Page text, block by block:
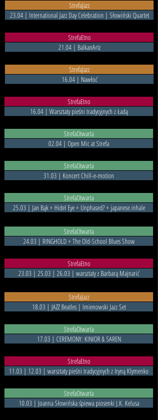
StrefaJazz
23.04 | International Jazz Day Celebration | Słowiński Quartet
StrefaEtno
21.04 | BalkanArtz
StrefaJazz
16.04 | Nawłoć
StrefaEtno
16.04 | Warsztaty pieśni tradycyjnych z Ładą
StrefaOtwarta
02.04 | Open Mic at Strefa
StrefaOtwarta
31.03 | Koncert Chill-e-motion
StrefaOtwarta
25.03 | Jan Bąk + Hidel Eye + Unphased? + japanese.inhale
StrefaOtwarta
24.03 | RINGHOLD + The Old-School Blues Show
StrefaEtno
23.03 | 25.03 | 26.03 | warsztaty z Barbarą Majnarić
StrefaJazz
18.03 | JAZZ Beatles | Imienowski Jazz Set
StrefaOtwarta
17.03 | CEREMONY: KINIOR & SAREN
StrefaEtno
11.03 | 12.03 | warsztaty pieśni tradycyjnych z Iryną Klymenko
StrefaOtwarta
10.03 | Joanna Słowińska śpiewa piosenki J.K. Kelusa